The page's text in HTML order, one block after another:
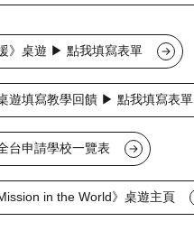
》桌遊 ▶ 點我填寫表單
遊填寫教學回饋 ▶ 點我填寫表單
台申請學校一覽表
in the World》桌遊主頁